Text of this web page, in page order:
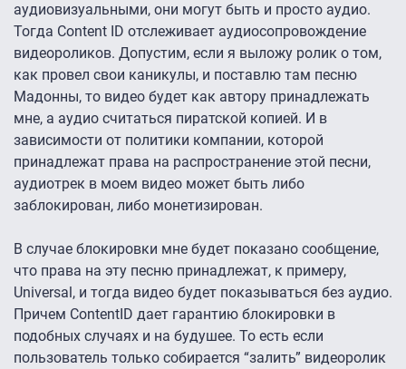
аудиовизуальными, они могут быть и просто аудио.
Тогда Content ID отслеживает аудиосопровождение
видеороликов. Допустим, если я выложу ролик о том,
как провел свои каникулы, и поставлю там песню
Мадонны, то видео будет как автору принадлежать
мне, а аудио считаться пиратской копией. И в
зависимости от политики компании, которой
принадлежат права на распространение этой песни,
аудиотрек в моем видео может быть либо
заблокирован, либо монетизирован.
В случае блокировки мне будет показано сообщение,
что права на эту песню принадлежат, к примеру,
Universal, и тогда видео будет показываться без аудио.
Причем ContentID дает гарантию блокировки в
подобных случаях и на будушее. То есть если
пользователь только собирается “залить” видеоролик